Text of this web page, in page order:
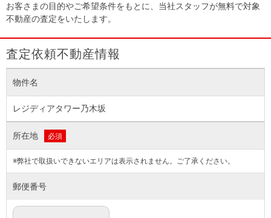
お客さまの目的やご希望条件をもとに、当社スタッフが無料で対象
不動産の査定をいたします。
査定依頼不動産情報
物件名
レジディアタワー乃木坂
所在地 必須
※弊社で取扱いできないエリアは表示されません。ご了承ください。
郵便番号